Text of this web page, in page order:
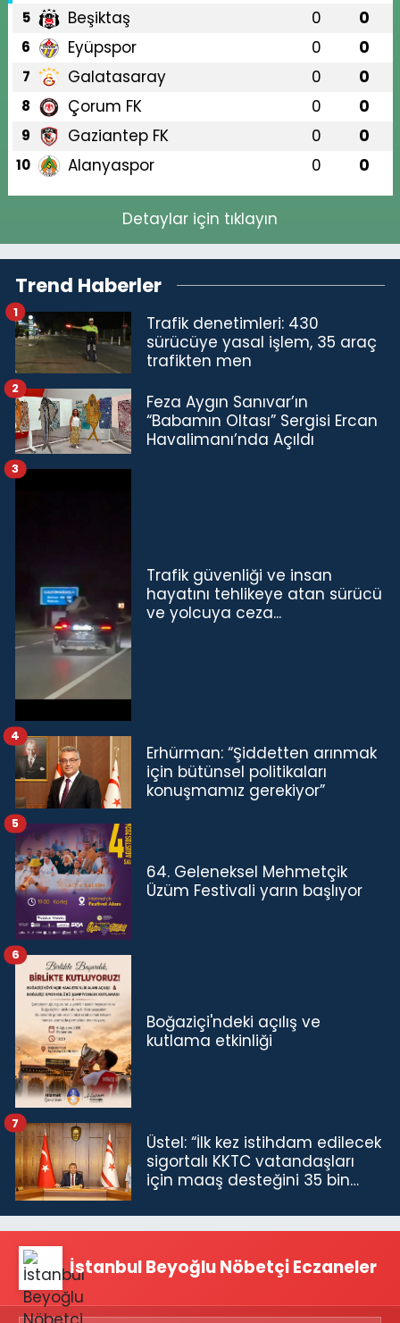
5 Beşiktaş 0 0
6 Eyüpspor 0 0
7 Galatasaray 0 0
8 Çorum FK 0 0
9 Gaziantep FK 0 0
10 Alanyaspor 0 0
Detaylar için tıklayın
Trend Haberler
Trafik denetimleri: 430
sürücüye yasal işlem, 35 araç
trafikten men
1
Feza Aygın Sanıvar’ın
“Babamın Oltası” Sergisi Ercan
Havalimanı’nda Açıldı
2
Trafik güvenliği ve insan
hayatını tehlikeye atan sürücü
ve yolcuya ceza...
3
Erhürman: “Şiddetten arınmak
için bütünsel politikaları
konuşmamız gerekiyor”
4
64. Geleneksel Mehmetçik
Üzüm Festivali yarın başlıyor
5
Boğaziçi'ndeki açılış ve
kutlama etkinliği
6
Üstel: “İlk kez istihdam edilecek
sigortalı KKTC vatandaşları
için maaş desteğini 35 bin
7
İstanbul Beyoğlu Nöbetçi Eczaneler